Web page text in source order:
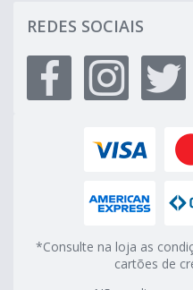
REDES SOCIAIS
*Consulte na loja as
cartões de